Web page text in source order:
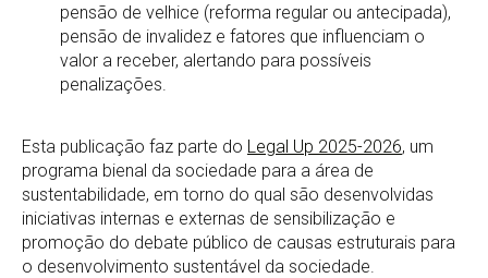
pensão de velhice (reforma regular ou antecipada),
pensão de invalidez e fatores que influenciam o
valor a receber, alertando para possíveis
penalizações.
Esta publicação faz parte do Legal Up 2025-2026, um
programa bienal da sociedade para a área de
sustentabilidade, em torno do qual são desenvolvidas
iniciativas internas e externas de sensibilização e
promoção do debate público de causas estruturais para
o desenvolvimento sustentável da sociedade.